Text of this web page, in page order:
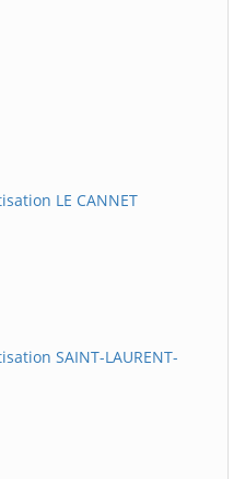
LE CANNET
SAINT-LAURENT-